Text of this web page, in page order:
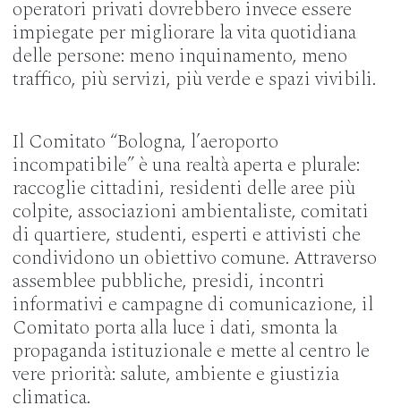
operatori privati dovrebbero invece essere
impiegate per migliorare la vita quotidiana
delle persone: meno inquinamento, meno
traffico, più servizi, più verde e spazi vivibili.
Il Comitato “Bologna, l’aeroporto
incompatibile” è una realtà aperta e plurale:
raccoglie cittadini, residenti delle aree più
colpite, associazioni ambientaliste, comitati
di quartiere, studenti, esperti e attivisti che
condividono un obiettivo comune. Attraverso
assemblee pubbliche, presidi, incontri
informativi e campagne di comunicazione, il
Comitato porta alla luce i dati, smonta la
propaganda istituzionale e mette al centro le
vere priorità: salute, ambiente e giustizia
climatica.